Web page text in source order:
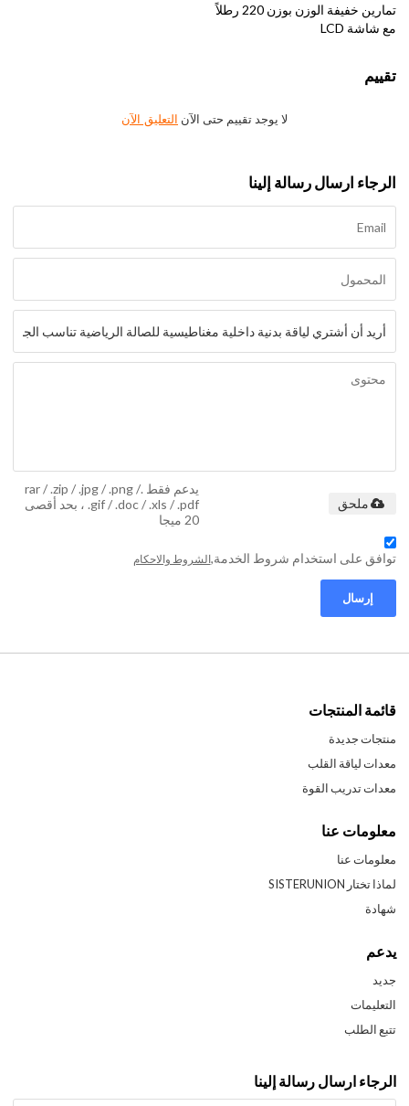
تمارين خفيفة الوزن بوزن 220 رطلاً
مع شاشة LCD
تقييم
لا يوجد تقييم حتى الآن التعليق الآن
الرجاء ارسال رسالة إلينا
يدعم فقط .rar / .zip / .jpg / .png /
.gif / .doc / .xls / .pdf ، بحد أقصى
20 ميجا
ملحق
توافق على استخدام شروط الخدمة,الشروط والاحكام
إرسال
قائمة المنتجات
منتجات جديدة
معدات لياقة القلب
معدات تدريب القوة
معلومات عنا
معلومات عنا
لماذا تختار SISTERUNION
شهادة
يدعم
جديد
التعليمات
تتبع الطلب
الرجاء ارسال رسالة إلينا